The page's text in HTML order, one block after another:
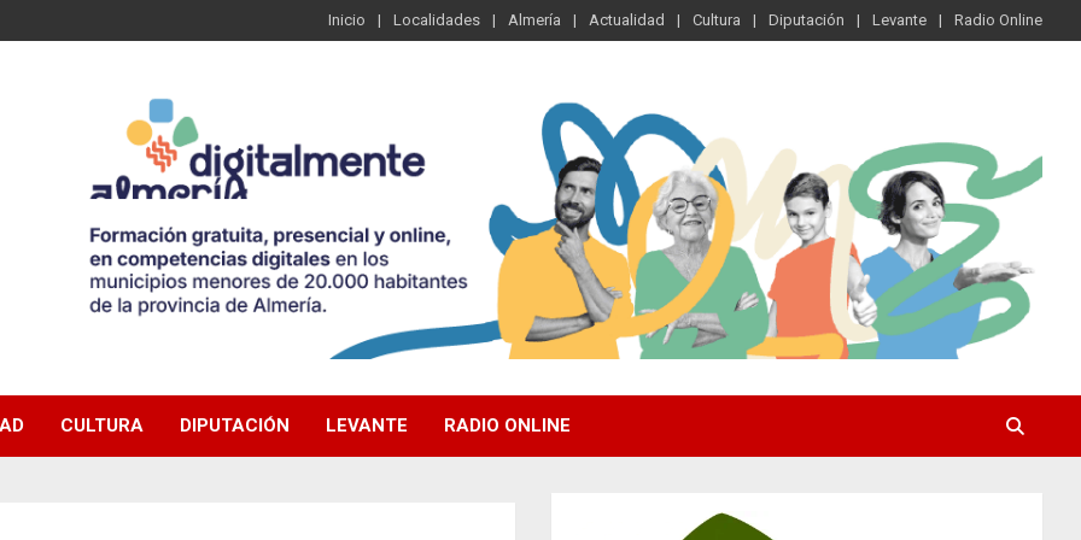
Inicio Localidades Almería Actualidad Cultura Diputación Levante Radio Online
CULTURA DIPUTACIÓN LEVANTE RADIO ONLINE